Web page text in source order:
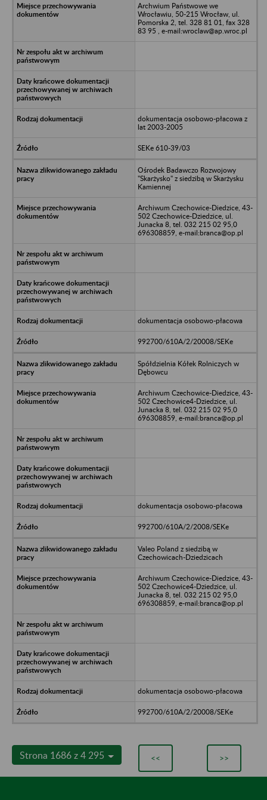
Archwium Państwowe we
Wrocławiu, 50-215 Wrocław, ul.
Pomorska 2, tel. 328 81 01, fax 328
83 95 , e-mail:wroclaw@ap.wroc.pl
dokumentacja osobowo-płacowa z
lat 2003-2005
SEKe 610-39/03
Ośrodek Badawczo Rozwojowy
"Skarżysko" z siedzibą w Skarżysku
Kamiennej
Archiwum Czechowice-Diedzice, 43-
502 Czechowice-Dziedzice, ul.
Junacka 8, tel. 032 215 02 95,0
696308859, e-mail:branca@op.pl
dokumentacja osobowo-płacowa
992700/610A/2/20008/SEKe
Spółdzielnia Kółek Rolniczych w
Dębowcu
Archiwum Czechowice-Diedzice, 43-
502 Czechowice4-Dziedzice, ul.
Junacka 8, tel. 032 215 02 95,0
696308859, e-mail:branca@op.pl
dokumentacja osobowo-płacowa
992700/610A/2/2008/SEKe
Valeo Poland z siedzibą w
Czechowicach-Dziedzicach
Archiwum Czechowice-Diedzice, 43-
502 Czechowice4-Dziedzice, ul.
Junacka 8, tel. 032 215 02 95,0
696308859, e-mail:branca@op.pl
dokumentacja osobowo-płacowa
992700/610A/2/20008/SEKe
Strona 1686 z 4 295 << >>